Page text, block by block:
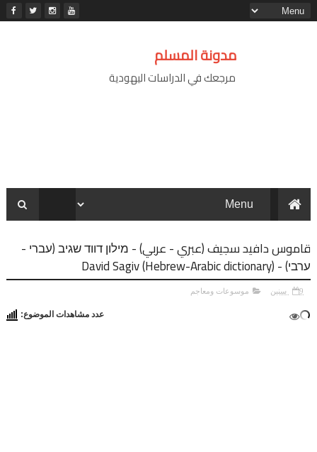
مدونة المسلم
مرجعك في الدراسات اليهودية
قاموس دافيد سجيف (عبري - عربي) - מילון דווד שגיב (עברי -
ערבי) - (David Sagiv (Hebrew-Arabic dictionary
9 سنين موسوعات ومعاجم
عدد مشاهدات الموضوع: